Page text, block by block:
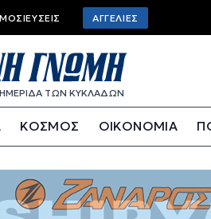
Top
bar
menu
ΑΓΓΕΛΊΕΣ
ΤΩΝ ΚΥΚΛΑΔΩΝ
ΚΟΣΜΟΣ ΟΙΚΟΝΟΜΙΑ